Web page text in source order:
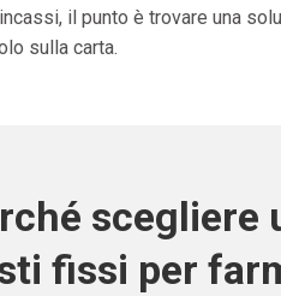
il punto è trovare una
sulla carta.
scegliere
fissi per